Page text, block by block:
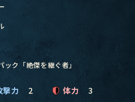
ック「絶傑を継ぐ者」
撃力 2 体力 3